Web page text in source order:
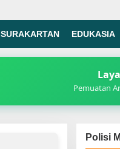
SURAKARTAN EDUKASIA
Pemuatan
Polisi